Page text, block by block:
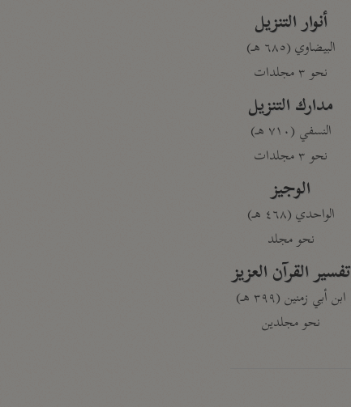
أنوار التنزيل
البيضاوي (٦٨٥ هـ)
نحو ٣ مجلدات
مدارك التنزيل
النسفي (٧١٠ هـ)
نحو ٣ مجلدات
الوجيز
الواحدي (٤٦٨ هـ)
نحو مجلد
تفسير القرآن العزيز
ابن أبي زمنين (٣٩٩ هـ)
نحو مجلدين